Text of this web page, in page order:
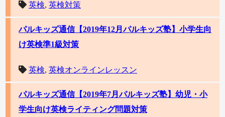
英検, 英検対策
パルキッズ通信【2019年12月パルキッズ塾】小学生向
け英検準1級対策
英検, 英検オンラインレッスン
パルキッズ通信【2019年7月パルキッズ塾】幼児・小
学生向け英検ライティング問題対策